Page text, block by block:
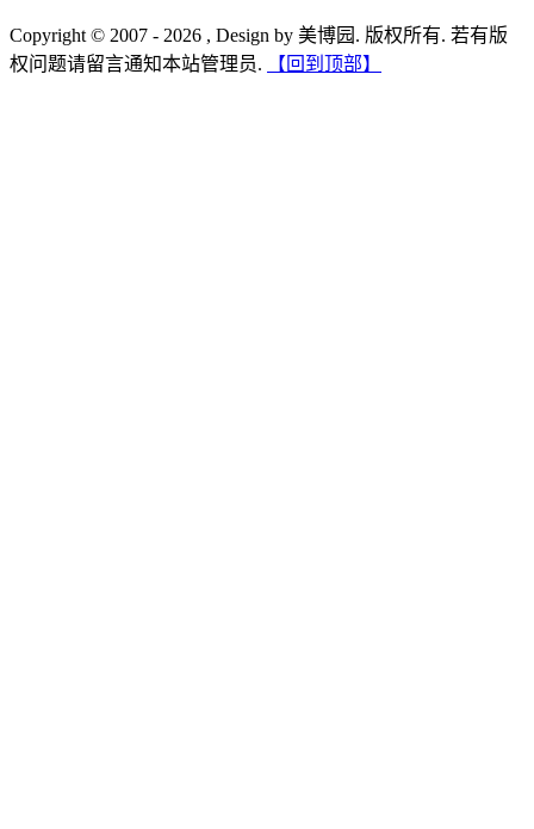
Copyright © 2007 - 2026 , Design by 美博园. 版权所有. 若有版
权问题请留言通知本站管理员.
【回到顶部】